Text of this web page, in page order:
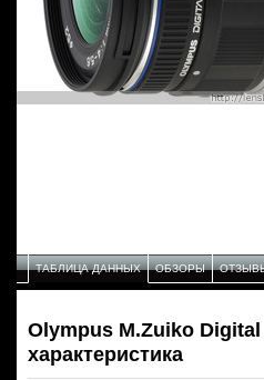
ТАБЛИЦА ДАННЫХ ОБЗОРЫ
Olympus M.Zuiko Digital
характеристика